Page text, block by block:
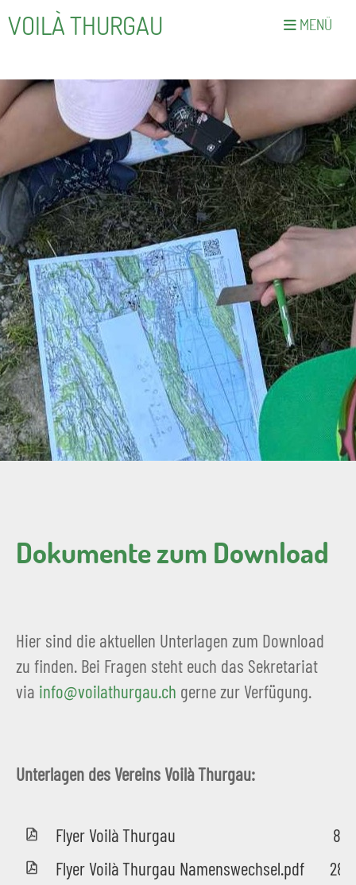
VOILÀ THURGAU MENÜ
Dokumente zum Download
Hier sind die aktuellen Unterlagen zum Download
zu finden. Bei Fragen steht euch das Sekretariat
via info@voilathurgau.ch gerne zur Verfügung.
Unterlagen des Vereins Voilà Thurgau:
Flyer Voilà Thurgau
Flyer Voilà Thurgau Namenswechsel.pdf
282